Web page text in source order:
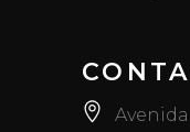
Avenida